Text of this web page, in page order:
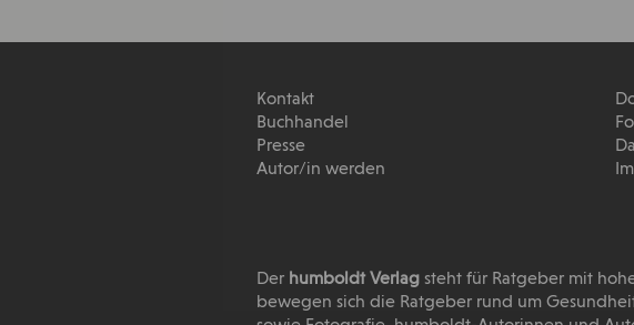
Kontakt
Buchhandel
Presse
Autor/in werden
Der humboldt Verlag steht für Ratgeber mit
bewegen sich die Ratgeber rund um